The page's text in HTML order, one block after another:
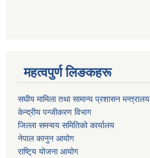
महत्वपुर्ण लिङकहरू
स‌घीय मामिला तथा सामान्य प्रशासन मन्त्रालय
केन्द्रीय पन्जीकरण विभाग
जिल्ला समन्वय समितिको कार्यालय
नेपाल कानुन आयोग
राष्टि्य योजना आयोग